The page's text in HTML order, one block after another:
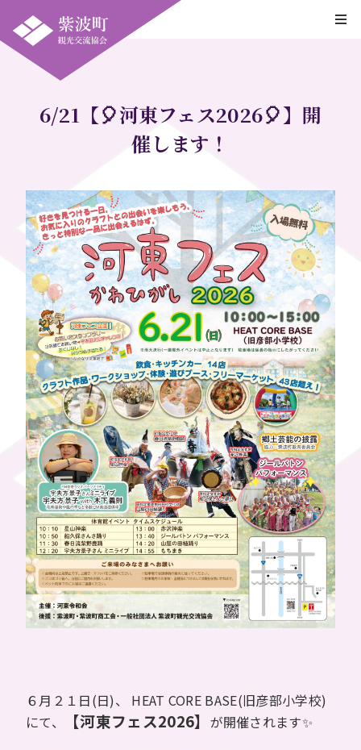
6/21【🎈河東フェス2026🎈】開
催します！
６月２１日(日)、 HEAT CORE BASE(旧彦部小学校)
にて、
【河東フェス2026】 が開催されます✨